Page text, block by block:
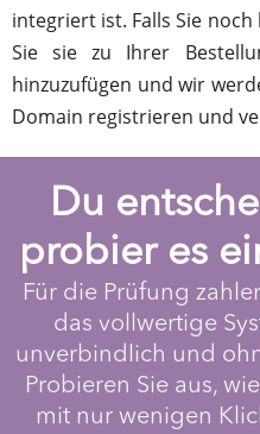
integriert ist. Falls Sie
Sie sie zu Ihrer
hinzuzufügen und wir
Domain registrieren und
Du
probier es
Für die Prüfung
das vollwertige
unverbindlich und
Probieren Sie aus,
mit nur wenigen